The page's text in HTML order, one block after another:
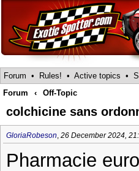
Forum • Rules! • Active topics •
Forum
‹ Off-Topic
colchicine sans
GloriaRobeson, 26 December 2024,
Pharmacie